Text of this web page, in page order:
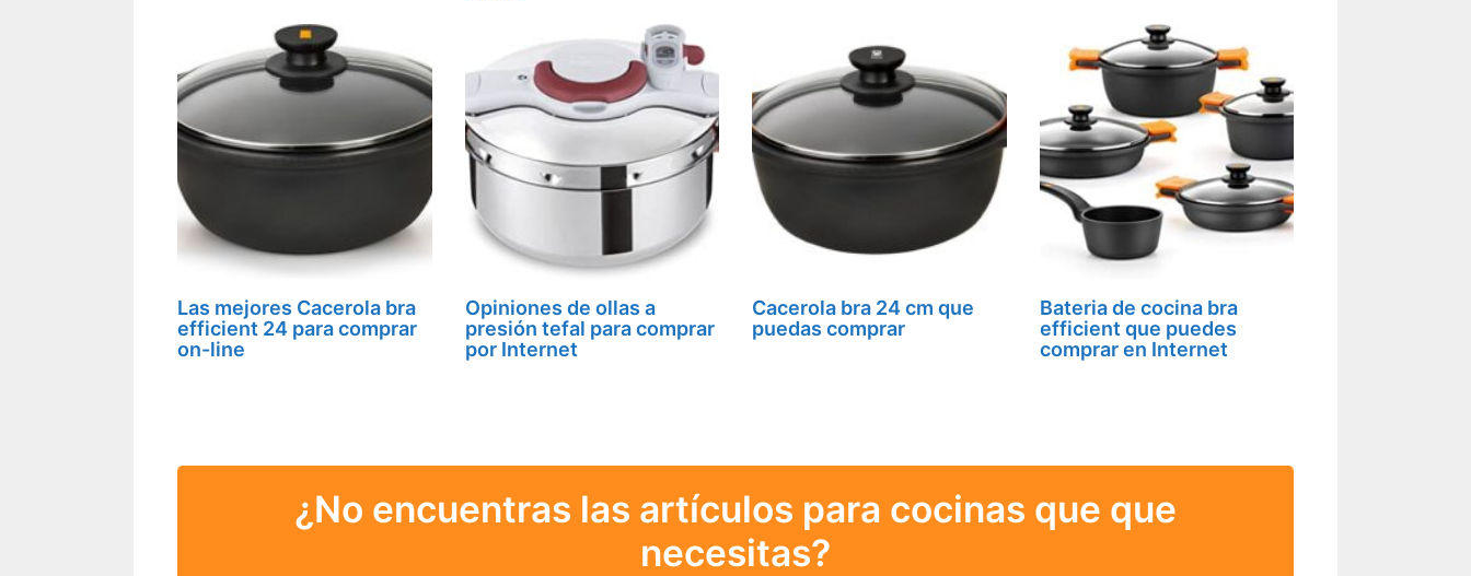
Las mejores Cacerola bra
efficient 24 para comprar
on-line
Opiniones de ollas a
presión tefal para comprar
por Internet
Cacerola bra 24 cm que
puedas comprar
Bateria de cocina bra
efficient que puedes
comprar en Internet
¿No encuentras las artículos para cocinas que que
necesitas?